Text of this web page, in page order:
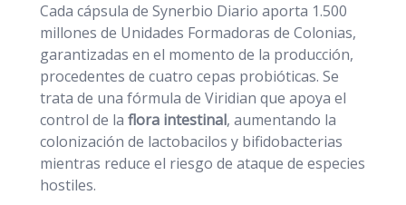
Cada cápsula de Synerbio Diario aporta 1.500
millones de Unidades Formadoras de Colonias,
garantizadas en el momento de la producción,
procedentes de cuatro cepas probióticas. Se
trata de una fórmula de Viridian que apoya el
control de la flora intestinal, aumentando la
colonización de lactobacilos y bifidobacterias
mientras reduce el riesgo de ataque de especies
hostiles.